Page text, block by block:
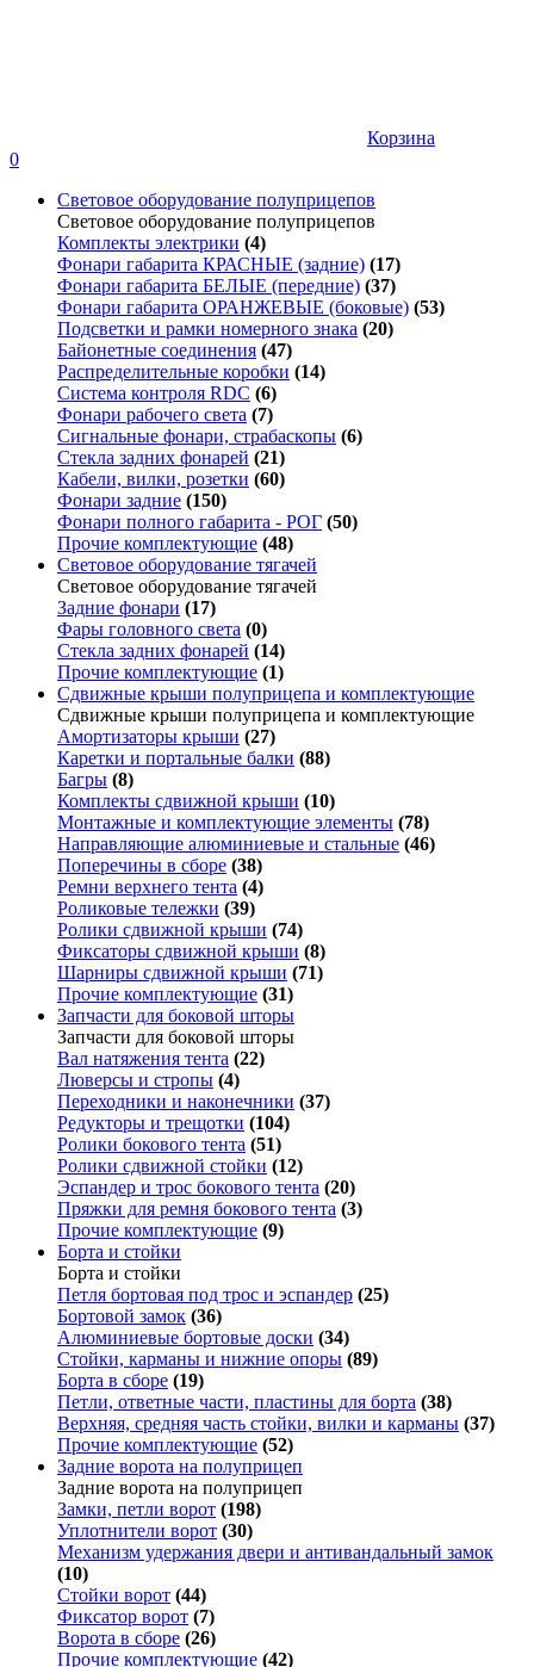
Корзина
0
Световое оборудование полуприцепов
Световое оборудование полуприцепов
Комплекты электрики (4)
Фонари габарита КРАСНЫЕ (задние) (17)
Фонари габарита БЕЛЫЕ (передние) (37)
Фонари габарита ОРАНЖЕВЫЕ (боковые) (53)
Подсветки и рамки номерного знака (20)
Байонетные соединения (47)
Распределительные коробки (14)
Система контроля RDC (6)
Фонари рабочего света (7)
Сигнальные фонари, страбаскопы (6)
Стекла задних фонарей (21)
Кабели, вилки, розетки (60)
Фонари задние (150)
Фонари полного габарита - РОГ (50)
Прочие комплектующие (48)
Световое оборудование тягачей
Световое оборудование тягачей
Задние фонари (17)
Фары головного света (0)
Стекла задних фонарей (14)
Прочие комплектующие (1)
Сдвижные крыши полуприцепа и комплектующие
Сдвижные крыши полуприцепа и комплектующие
Амортизаторы крыши (27)
Каретки и портальные балки (88)
Багры (8)
Комплекты сдвижной крыши (10)
Монтажные и комплектующие элементы (78)
Направляющие алюминиевые и стальные (46)
Поперечины в сборе (38)
Ремни верхнего тента (4)
Роликовые тележки (39)
Ролики сдвижной крыши (74)
Фиксаторы сдвижной крыши (8)
Шарниры сдвижной крыши (71)
Прочие комплектующие (31)
Запчасти для боковой шторы
Запчасти для боковой шторы
Вал натяжения тента (22)
Люверсы и стропы (4)
Переходники и наконечники (37)
Редукторы и трещотки (104)
Ролики бокового тента (51)
Ролики сдвижной стойки (12)
Эспандер и трос бокового тента (20)
Пряжки для ремня бокового тента (3)
Прочие комплектующие (9)
Борта и стойки
Борта и стойки
Петля бортовая под трос и эспандер (25)
Бортовой замок (36)
Алюминиевые бортовые доски (34)
Стойки, карманы и нижние опоры (89)
Борта в сборе (19)
Петли, ответные части, пластины для борта (38)
Верхняя, средняя часть стойки, вилки и карманы (37)
Прочие комплектующие (52)
Задние ворота на полуприцеп
Задние ворота на полуприцеп
Замки, петли ворот (198)
Уплотнители ворот (30)
Механизм удержания двери и антивандальный замок
(10)
Стойки ворот (44)
Фиксатор ворот (7)
Ворота в сборе (26)
Прочие комплектующие (42)